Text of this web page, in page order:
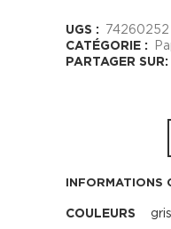
UGS :
74260252
CATÉGORIE :
PARTAGER SUR:
INFORMATIONS
COULEURS gris